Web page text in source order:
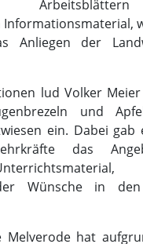
ein. Dabei gab
das
Wünsche in den
Melverode hat
ihr Interesse
in
zu werden.
sowie die RS John-
teilnehmen